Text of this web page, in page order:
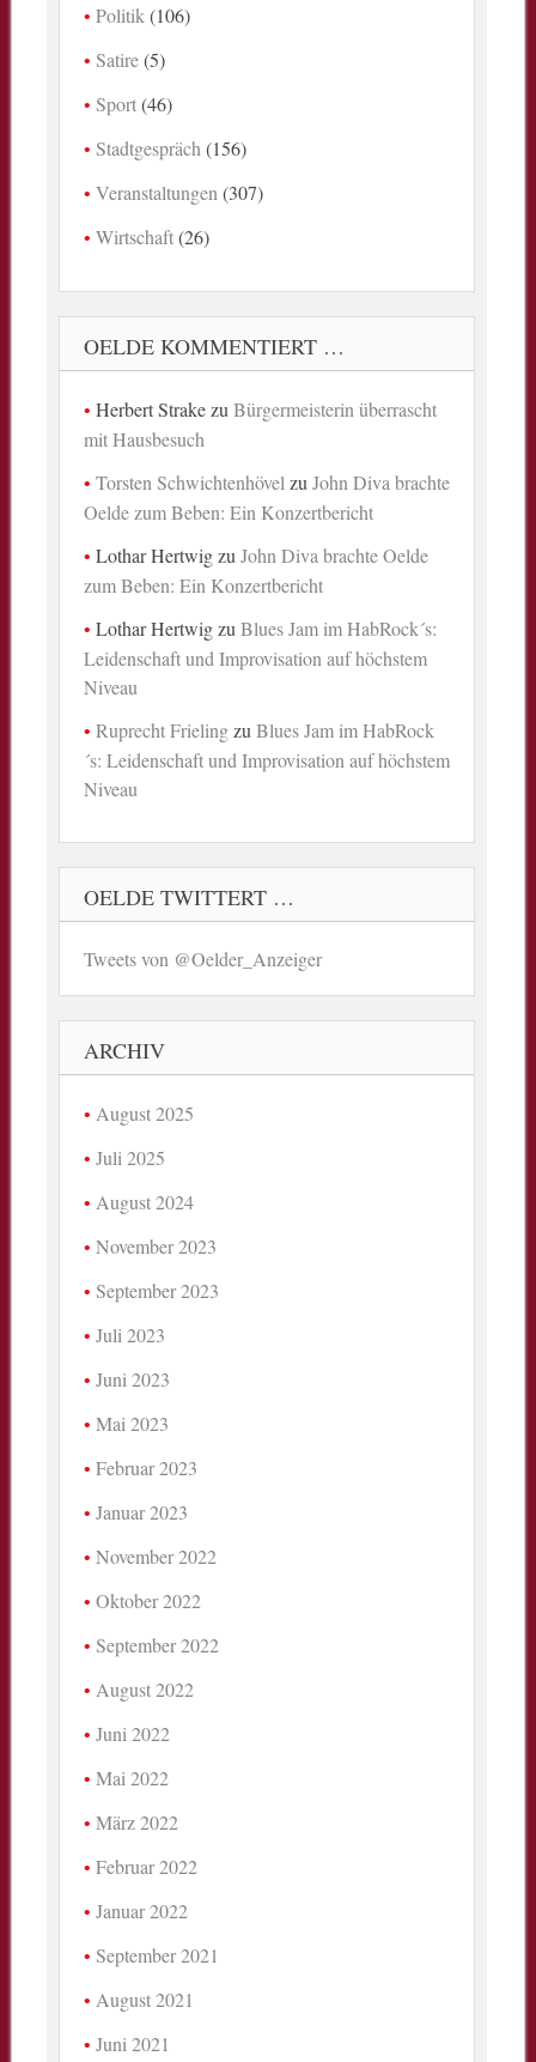
Politik (106)
Satire(5)
Sport(46)
Stadtgespräch (156)
Veranstaltungen (307)
Wirtschaft(26)
OELDE KOMMENTIERT …
Herbert StrakezuBürgermeisterin überrascht
mit Hausbesuch
Torsten Schwichtenhövel zuJohn Diva brachte
Oelde zum Beben: Ein Konzertbericht
Lothar HertwigzuJohn Diva brachte Oelde
zum Beben: Ein Konzertbericht
Lothar HertwigzuBlues Jam im HabRock´s:
Leidenschaft und Improvisation auf höchstem
Niveau
Ruprecht FrielingzuBlues Jam im HabRock
´s: Leidenschaft und Improvisation auf höchstem
Niveau
OELDE TWITTERT …
Tweets von @Oelder_Anzeiger
ARCHIV
August 2025
Juli 2025
August 2024
November 2023
September 2023
Juli 2023
Juni 2023
Mai 2023
Februar 2023
Januar 2023
November 2022
Oktober 2022
September 2022
August 2022
Juni 2022
Mai 2022
März 2022
Februar 2022
Januar 2022
September 2021
August 2021
Juni 2021